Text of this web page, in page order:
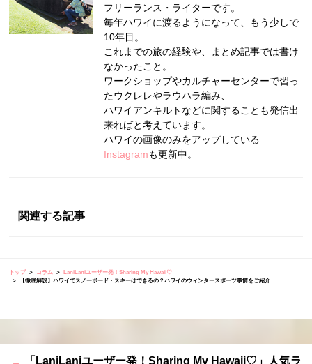
フリーランス・ライターです。
毎年ハワイに渡るようになって、もう少しで
10年目。
これまでの旅の経験や、まとめ記事では書け
なかったこと。
ワークショップやカルチャーセンターで習っ
たウクレレやラウハラ編み、
ハワイアンキルトなどに関することも発信出
来ればと考えています。
ハワイの画像のみをアップしている
Instagramも更新中。
関連する記事
トップ コラム
LaniLaniユーザー発！Sharing My Hawaii♡
【徹底解説】ハワイでスノーボード・スキーはできるの？ハワイのウィンタースポーツ事情をご紹介
「LaniLaniユーザー発！Sharing My Hawaii♡」人気ラ